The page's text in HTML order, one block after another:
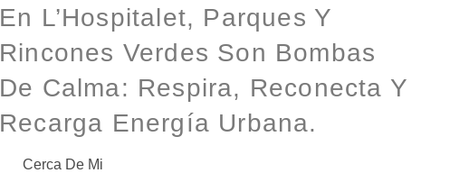
En L’Hospitalet, Parques Y
Rincones Verdes Son Bombas
De Calma: Respira, Reconecta Y
Recarga Energía Urbana.
Cerca De Mi